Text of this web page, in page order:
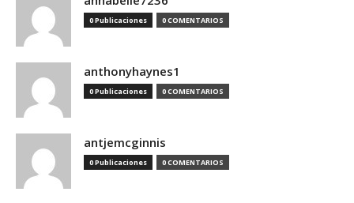
0 Publicaciones 0 COMENTARIOS
anthonyhaynes1
0 Publicaciones 0 COMENTARIOS
antjemcginnis
0 Publicaciones 0 COMENTARIOS